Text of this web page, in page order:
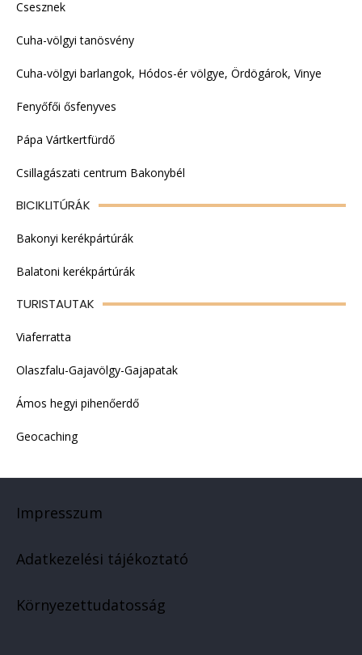
Csesznek
Cuha-völgyi tanösvény
Cuha-völgyi barlangok, Hódos-ér völgye, Ördögárok, Vinye
Fenyőfői ősfenyves
Pápa Vártkertfürdő
Csillagászati centrum Bakonybél
BICIKLITÚRÁK
Bakonyi kerékpártúrák
Balatoni kerékpártúrák
TURISTAUTAK
Viaferratta
Olaszfalu-Gajavölgy-Gajapatak
Ámos hegyi pihenőerdő
Geocaching
Impresszum
Adatkezelési tájékoztató
Környezettudatosság